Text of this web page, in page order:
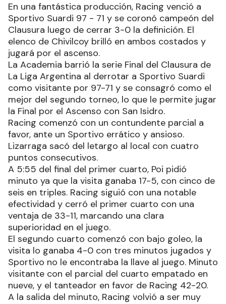
En una fantástica producción, Racing venció a
Sportivo Suardi 97 - 71 y se coronó campeón del
Clausura luego de cerrar 3-0 la definición. El
elenco de Chivilcoy brilló en ambos costados y
jugará por el ascenso.
La Academia barrió la serie Final del Clausura de
La Liga Argentina al derrotar a Sportivo Suardi
como visitante por 97-71 y se consagró como el
mejor del segundo torneo, lo que le permite jugar
la Final por el Ascenso con San Isidro.
Racing comenzó con un contundente parcial a
favor, ante un Sportivo errático y ansioso.
Lizarraga sacó del letargo al local con cuatro
puntos consecutivos.
A 5:55 del final del primer cuarto, Poi pidió
minuto ya que la visita ganaba 17-5, con cinco de
seis en triples. Racing siguió con una notable
efectividad y cerró el primer cuarto con una
ventaja de 33-11, marcando una clara
superioridad en el juego.
El segundo cuarto comenzó con bajo goleo, la
visita lo ganaba 4-0 con tres minutos jugados y
Sportivo no le encontraba la llave al juego. Minuto
visitante con el parcial del cuarto empatado en
nueve, y el tanteador en favor de Racing 42-20.
A la salida del minuto, Racing volvió a ser muy